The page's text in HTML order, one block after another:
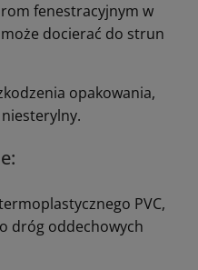
fenestracyjnym w
docierać do strun
opakowania,
PVC,
dróg oddechowych